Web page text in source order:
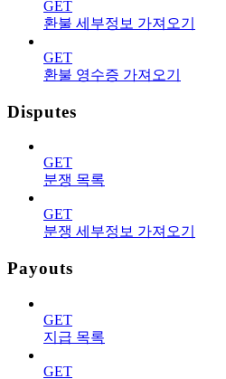
GET
환불 세부정보 가져오기
GET
환불 영수증 가져오기
Disputes
GET
분쟁 목록
GET
분쟁 세부정보 가져오기
Payouts
GET
지급 목록
GET